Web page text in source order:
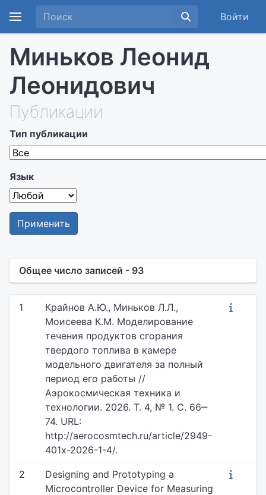
Войти
Миньков Леонид
Леонидович
Публикации
Тип публикации
Язык
Применить
Общее число записей - 93
1
Крайнов А.Ю., Миньков Л.Л.,
Моисеева К.М. Моделирование
течения продуктов сгорания
твердого топлива в камере
модельного двигателя за полный
период его работы //
Аэрокосмическая техника и
технологии. 2026. Т. 4, № 1. С. 66‒
74. URL:
http://aerocosmtech.ru/article/2949-
401x-2026-1-4/.
2
Designing and Prototyping a
Microcontroller Device for Measuring